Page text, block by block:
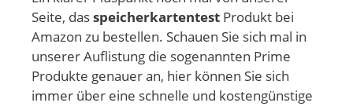
Seite, dasspeicherkartentest Produkt bei
Amazon zu bestellen. Schauen Sie sich mal in
unserer Auflistung die sogenannten Prime
Produkte genauer an, hier können Sie sich
immer über eine schnelle und kostengünstige